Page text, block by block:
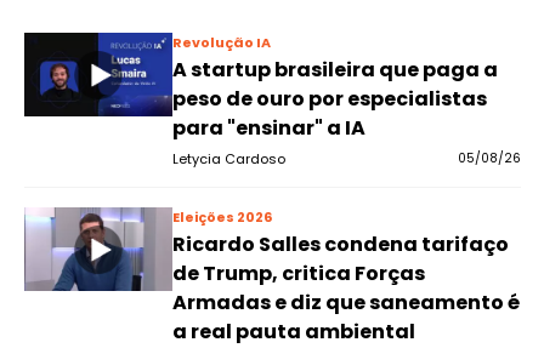
Revolução IA
A startup brasileira que paga a
peso de ouro por especialistas
para "ensinar" a IA
Letycia Cardoso 05/08/26
Eleições 2026
Ricardo Salles condena tarifaço
de Trump, critica Forças
Armadas e diz que saneamento é
a real pauta ambiental